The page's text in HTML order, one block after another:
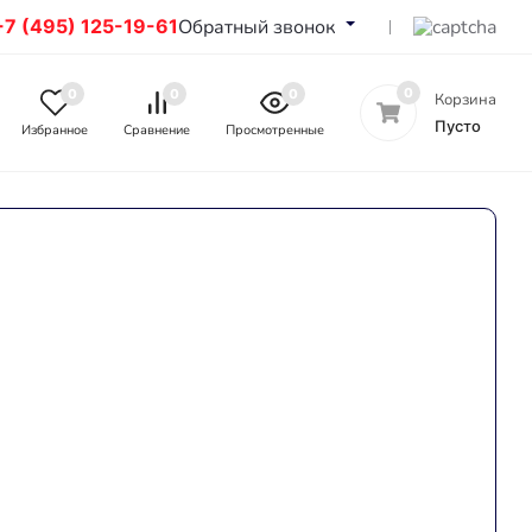
(495) 125-19-61Обратный звонок
Избранное
0
Сравнение
0
Просмотренные
0 0 Корзина
Пусто